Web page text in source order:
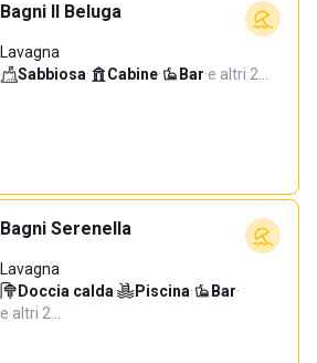
Bagni Il Beluga
Lavagna
Sabbiosa· Cabine· Bar·e altri 2…
Bagni Serenella
Lavagna
Doccia calda· Piscina· Bar·
e altri 2…